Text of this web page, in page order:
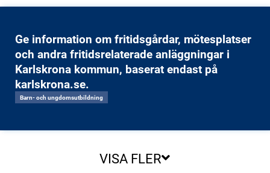
Ge information om fritidsgårdar, mötesplatser
och andra fritidsrelaterade anläggningar i
Karlskrona kommun, baserat endast på
karlskrona.se.
Barn- och ungdomsutbildning
VISA FLER